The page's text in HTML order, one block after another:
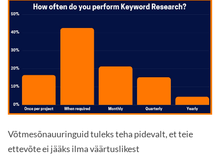
Võtmesõnauuringuid tuleks teha pidevalt, et teie
ettevõte ei jääks ilma väärtuslikest